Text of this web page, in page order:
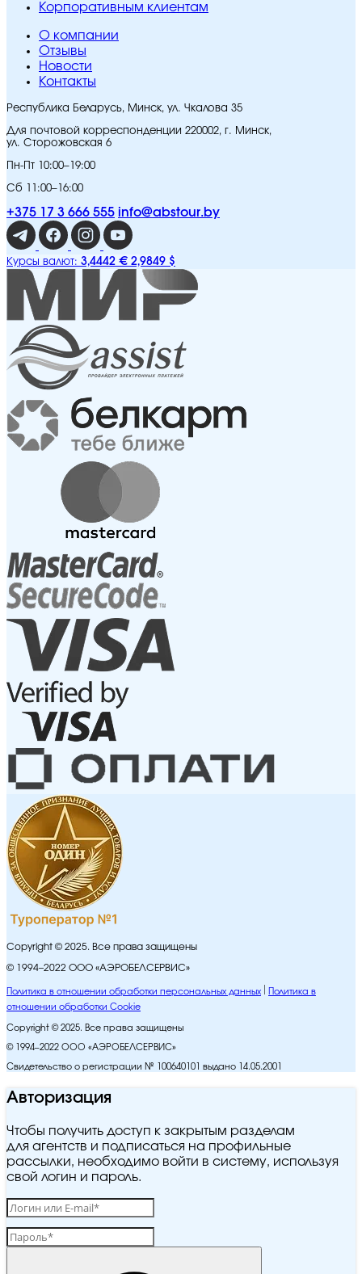
Корпоративным клиентам
O компании
Отзывы
Новости
Контакты
Республика Беларусь, Минск, ул. Чкалова 35
Для почтовой корреспонденции 220002, г. Минск,
ул. Сторожовская 6
Пн-Пт 10:00–19:00
Сб 11:00–16:00
+375 17 3 666 555 info@abstour.by
Курсы валют: 3,4442 € 2,9849 $
Copyright © 2025. Все права защищены
© 1994–2022 ООО «АЭРОБЕЛСЕРВИС»
Политика в отношении обработки персональных данных
Политика в
отношении обработки Cookie
Copyright © 2025. Все права защищены
© 1994–2022 ООО «АЭРОБЕЛСЕРВИС»
Свидетельство о регистрации № 100640101 выдано 14.05.2001
Авторизация
Чтобы получить доступ к закрытым разделам
для агентств и подписаться на профильные
рассылки, необходимо войти в систему, используя
свой логин и пароль.